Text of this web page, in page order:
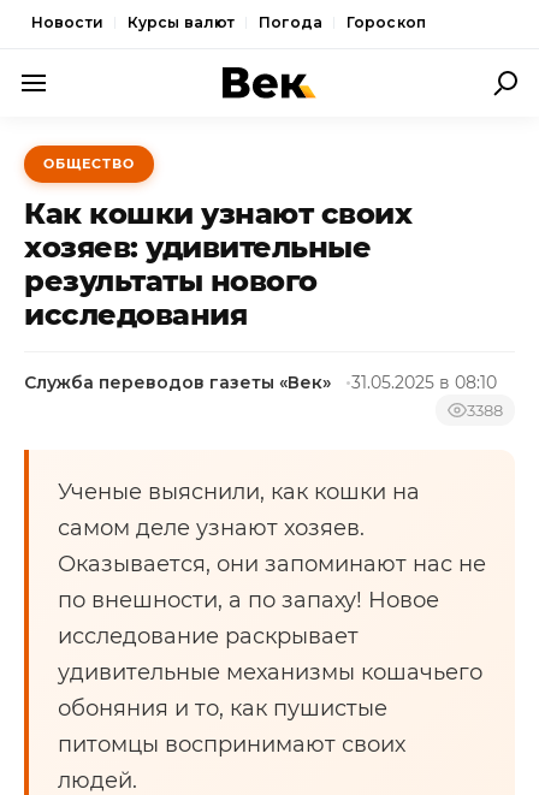
Новости Курсы валют Погода Гороскоп
ПОЛИТИКА
ЭКОНОМИКА
ОБЩЕСТВО
СПОРТ
КУЛЬТУРА
НОВОСТИ
ОБЩЕСТВО
Как кошки узнают своих
хозяев: удивительные
результаты нового
исследования
Служба переводов газеты «Век» 31.05.2025 в 08:10
3388
Ученые выяснили, как кошки на
самом деле узнают хозяев.
Оказывается, они запоминают нас не
по внешности, а по запаху! Новое
исследование раскрывает
удивительные механизмы кошачьего
обоняния и то, как пушистые
питомцы воспринимают своих
людей.